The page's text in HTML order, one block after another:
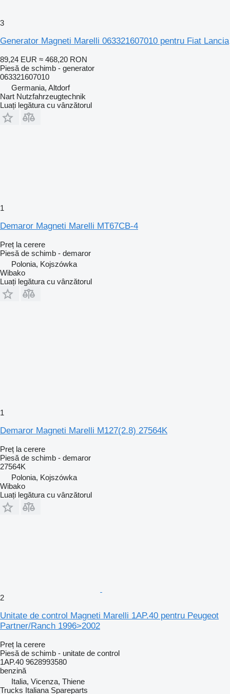
3
Generator Magneti Marelli 063321607010 pentru Fiat Lancia
89,24 EUR ≈ 468,20 RON
Piesă de schimb - generator
063321607010
Germania, Altdorf
Nart Nutzfahrzeugtechnik
Luați legătura cu vânzătorul
1
Demaror Magneti Marelli MT67CB-4
Preț la cerere
Piesă de schimb - demaror
Polonia, Kojszówka
Wibako
Luați legătura cu vânzătorul
1
Demaror Magneti Marelli M127(2.8) 27564K
Preț la cerere
Piesă de schimb - demaror
27564K
Polonia, Kojszówka
Wibako
Luați legătura cu vânzătorul
2
Unitate de control Magneti Marelli 1AP.40 pentru Peugeot
Partner/Ranch 1996>2002
Preț la cerere
Piesă de schimb - unitate de control
1AP.40 9628993580
benzină
Italia, Vicenza, Thiene
Trucks Italiana Spareparts